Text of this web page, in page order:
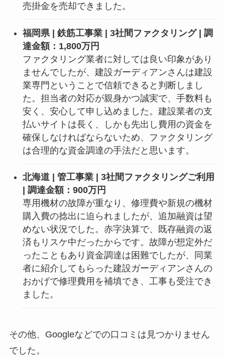
売掛金を売却できました。
福岡県 | 鉄筋工事業 | 3社間ファクタリング | 調
達金額：1,800万円
ファクタリング業者に対しては良い印象があり
ませんでしたが、建設ガーディアンさんは建設
業専門ということで信頼できると判断しまし
た。担当者の対応が親身かつ誠実で、手数料も
安く、安心して申し込めました。建設業者の支
払いサイトは長く、しかも先出し費用の資金を
確保しなければならないため、ファクタリング
は合理的な資金調達の手法だと思います。
北海道 | 管工事業 | 3社間ファクタリングご利用
| 調達金額：900万円
専用機材の故障が重なり、修理費や新規の機材
購入費の捻出に迫られましたが、追加融資は望
めない状況でした。赤字決算で、既存融資の返
済もリスケ中だったからです。故障が想定外だ
ったこともあり資金調達は困難でしたが、同業
者に紹介してもらった建設ガーディアンさんの
おかげで修理費用を補填でき、工事も受注でき
ました。
その他、Googleなどでの口コミは見つかりません
でした。